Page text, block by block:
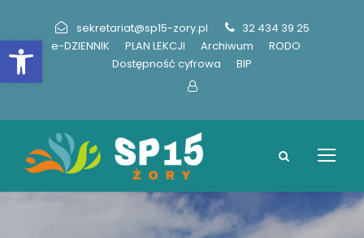
Otwórz pasek narzędzi
sekretariat@sp15-zory.pl
32 434 39 25
e-DZIENNIK
PLAN LEKCJI Archiwum
RODO
Dostępność cyfrowa
BIP